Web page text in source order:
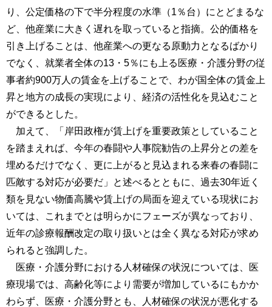
り、公定価格の下で半分程度の水準（1％台）にとどまるな
ど、他産業に大きく遅れを取っていると指摘。公的価格を
引き上げることは、他産業への更なる原動力となるばかり
でなく、就業者全体の13・5％にも上る医療・介護分野の従
事者約900万人の賃金を上げることで、わが国全体の賃金上
昇と地方の成長の実現により、経済の活性化を見込むこと
ができるとした。
加えて、「岸田政権が賃上げを重要政策としていること
を踏まえれば、今年の春闘や人事院勧告の上昇分との差を
埋めるだけでなく、更に上がると見込まれる来春の春闘に
匹敵する対応が必要だ」と述べるとともに、過去30年近く
類を見ない物価高騰や賃上げの局面を迎えている現状にお
いては、これまでとは明らかにフェーズが異なっており、
近年の診療報酬改定の取り扱いとは全く異なる対応が求め
られると強調した。
医療・介護分野における人材確保の状況については、医
療現場では、高齢化等により需要が増加しているにもかか
わらず、医療・介護分野とも、人材確保の状況が悪化する